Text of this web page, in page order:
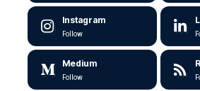
Instagram
Follow
Medium
Follow